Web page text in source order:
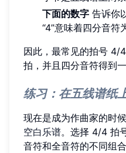
下面的数字 告诉你
“4”意味着四分音符
因此，最常见的拍号 4/
拍，并且四分音符得到一
练习：在五线谱纸
现在是成为作曲家的时
空白乐谱。选择 4/4 拍
音符和全音符的不同组